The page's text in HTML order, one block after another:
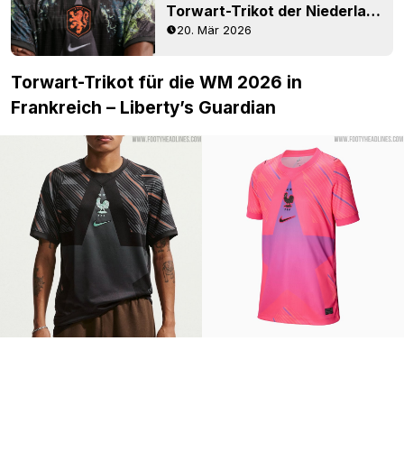
Torwart-Trikot der Niederlande für die WM 2026 geleakt – inspiriert von der legendären Edgar-Davids-Werbung zur Euro 2000
20. Mär 2026
Torwart-Trikot für die WM 2026 in
Frankreich – Liberty’s Guardian